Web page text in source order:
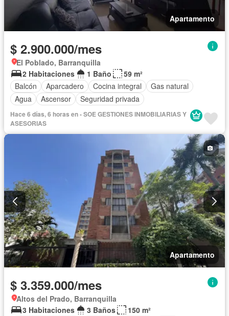
Apartamento
$ 2.900.000/mes
El Poblado, Barranquilla
2 Habitaciones
1 Baño
59 m²
Balcón
Aparcadero Cocina integral
Gas natural
Agua
Ascensor Seguridad privada
Hace 6 días, 6 horas en - SOE GESTIONES INMOBILIARIAS Y
ASESORIAS
Apartamento
$ 3.359.000/mes
Altos del Prado, Barranquilla
3 Habitaciones
3 Baños
150 m²